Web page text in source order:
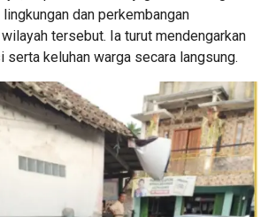
dan perkembangan
tersebut. Ia turut mendengarkan
serta keluhan warga secara langsung.